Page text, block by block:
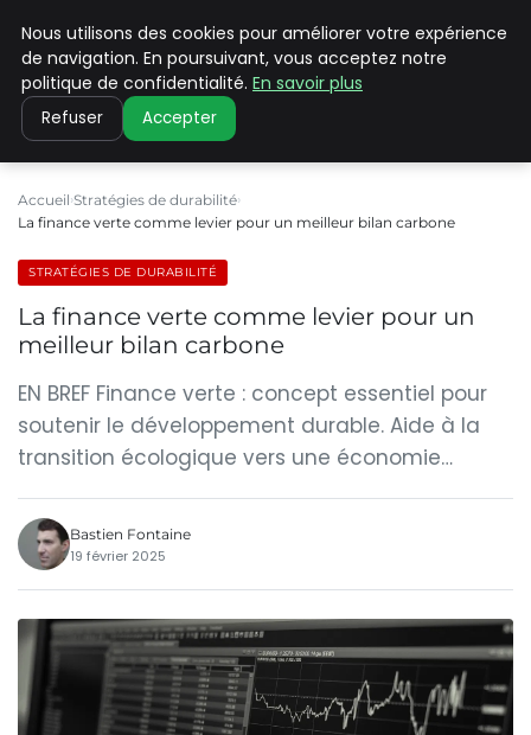
CLIMATE C ADVANCED
Accueil Stratégies de durabilité
La finance verte comme levier pour un meilleur bilan carbone
STRATÉGIES DE DURABILITÉ
La finance verte comme levier pour un
meilleur bilan carbone
EN BREF Finance verte : concept essentiel pour
soutenir le développement durable. Aide à la
transition écologique vers une économie…
Bastien Fontaine
19 février 2025
Nous utilisons des cookies pour améliorer votre expérience
de navigation. En poursuivant, vous acceptez notre
politique de confidentialité. En savoir plus
Refuser Accepter